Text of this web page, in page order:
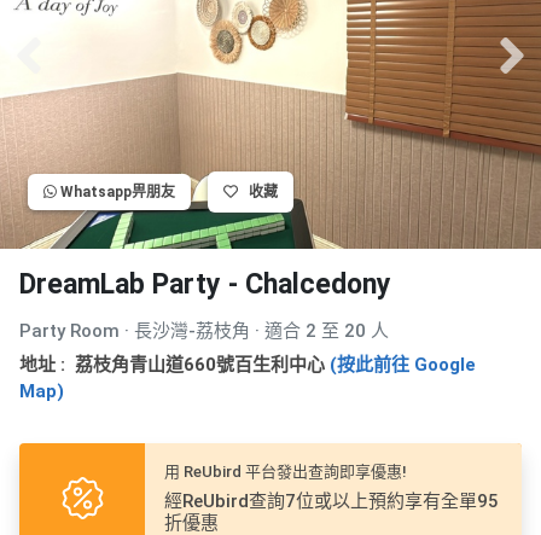
登
註
冊
服
務
及
品
分
類
Whatsapp畀朋友 收藏
DreamLab Party - Chalcedony
Party Room · 長沙灣-荔枝角 · 適合 2 至 20 人
地址 : 荔枝角青山道660號百生利中心 (按此前往 Google
Map)
用 ReUbird 平台發出查詢即享優惠!
經ReUbird查詢7位或以上預約享有全單95
折優惠